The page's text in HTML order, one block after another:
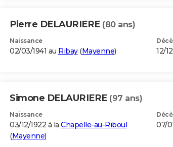
Pierre DELAURIERE (80 ans)
Naissance
02/03/1941 au Ribay(Mayenne) 12/
Simone DELAURIERE (97 ans)
Naissance
03/12/1922 à la Chapelle-au-Riboul
(Mayenne)
07/